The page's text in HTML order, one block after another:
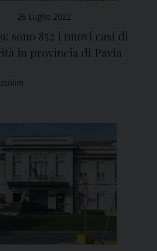
26 Luglio 2022
sono 852 i nuovi casi di
in provincia di Pavia